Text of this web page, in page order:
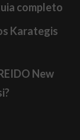
completo
Karategis
New